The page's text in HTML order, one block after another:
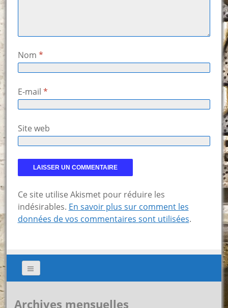
Nom *
E-mail *
Site web
Ce site utilise Akismet pour réduire les
indésirables. En savoir plus sur comment les
données de vos commentaires sont utilisées.
Archives mensuelles